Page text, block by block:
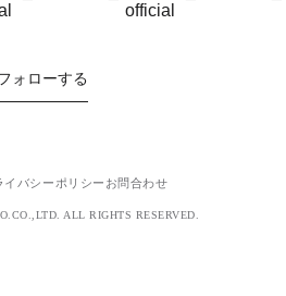
ォローする
イバシーポリシー お問合わせ
ALL RIGHTS RESERVED.